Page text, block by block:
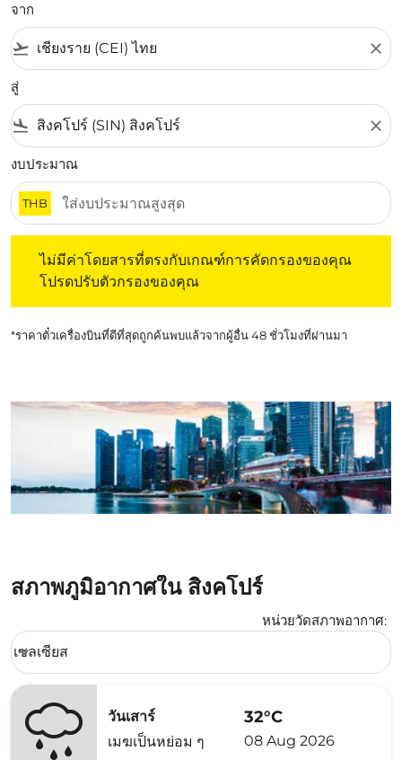
จาก
flight_takeoff close
สู่
flight_land close
งบประมาณ
THB
ไม่มีค่าโดยสารที่ตรงกับเกณฑ์การคัดกรองของคุณ
โปรดปรับตัวกรองของคุณ
*ราคาตั๋วเครื่องบินที่ดีที่สุดถูกค้นพบแล้วจากผู้อื่น 48 ชั่วโมงที่ผ่านมา
สภาพภูมิอากาศใน สิงคโปร์
หน่วยวัดสภาพอากาศ:
Weather unit option เซลเซียส Selected
เซลเซียส
keyboard_arrow_down
วันเสาร์
เมฆเป็นหย่อม ๆ
32°C
08 Aug 2026